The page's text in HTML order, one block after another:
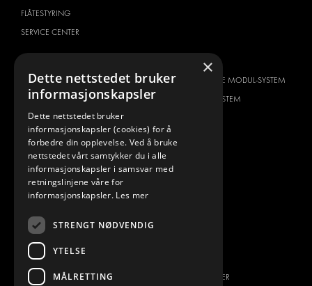
FLÅTESTYRING
SERVICE CENTER
CITROËN
DACIA
FIAT
HYUNDAI
IVECO
MAN
MERCEDES
NISSAN
OPEL
HVORFOR VELGE MODUL-SYSTEM
OM MODUL-SYSTEM
JOBBMULIGHETER
×
Dette nettstedet bruker
informasjonskapsler
Dette nettstedet bruker
informasjonskapsler (cookies) for å
forbedre din opplevelse. Ved å bruke
nettstedet vårt samtykker du i alle
informasjonskapsler i samsvar med
retningslinjene våre for
informasjonskapsler. Les mer
STRENGT NØDVENDIG
YTELSE
MÅLRETTING